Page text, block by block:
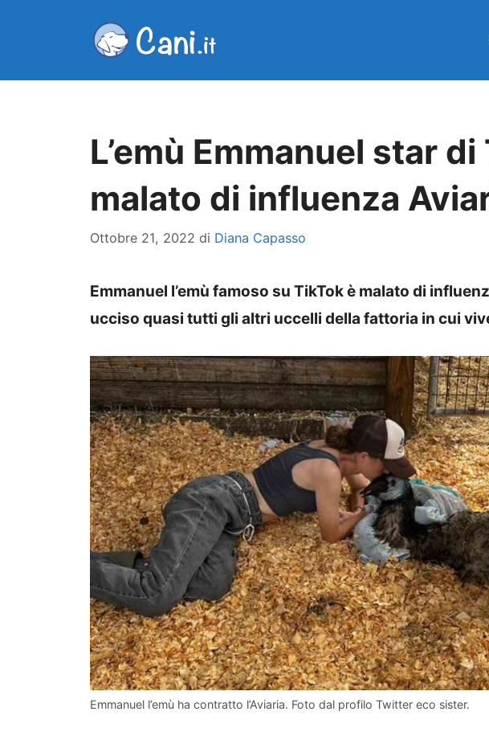
L’emù Emmanuel star di
malato di influenza
Ottobre 21, 2022 di Diana Capasso
Emmanuel l’emù famoso su TikTok è malato di
ucciso quasi tutti gli altri uccelli della fattoria in cui
Emmanuel l’emù ha contratto l’Aviaria. Foto dal profilo Twitter eco sister.